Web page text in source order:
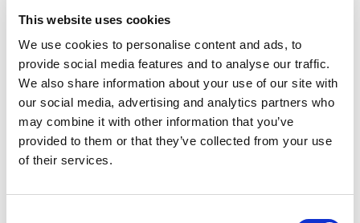
This website uses cookies
We use cookies to personalise content and ads, to
provide social media features and to analyse our traffic.
We also share information about your use of our site with
our social media, advertising and analytics partners who
may combine it with other information that you’ve
provided to them or that they’ve collected from your use
of their services.